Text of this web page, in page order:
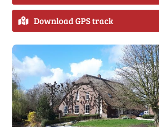
Download GPS track